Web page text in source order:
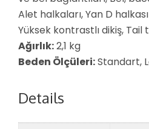
Alet halkaları, Yan D
Yüksek kontrastlı dikiş,
Ağırlık:2,1 kg
Beden Ölçüleri:Standart,
Details